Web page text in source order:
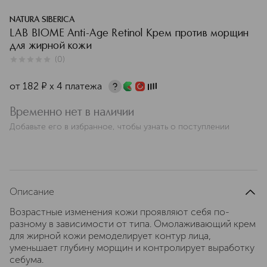
NATURA SIBERICA
LAB BIOME Anti-Age Retinol Крем против морщин
для жирной кожи
(0)
от 182 ¤ х 4 платежа
Временно нет в наличии
Добавьте его в избранное, чтобы узнать о поступлении
Описание
Возрастные изменения кожи проявляют себя по-
разному в зависимости от типа. Омолаживающий крем
для жирной кожи ремоделирует контур лица,
уменьшает глубину морщин и контролирует выработку
себума.